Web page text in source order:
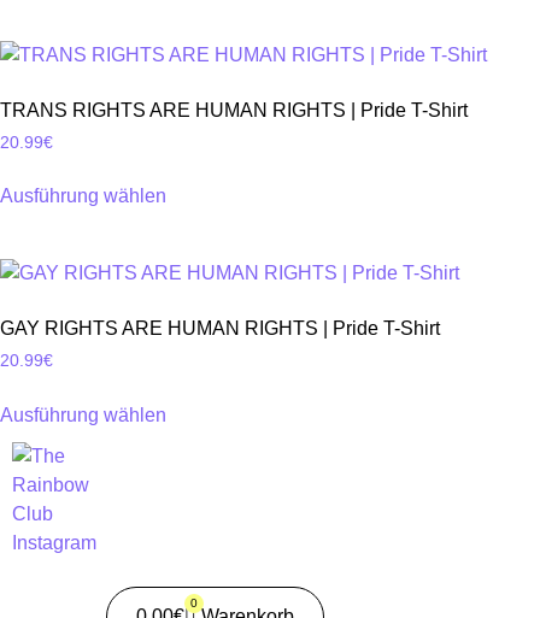
auf
Produktseite
gewählt
weist
Varianten
auf.
Optionen
auf
Produktseite
gewählt
TRANS RIGHTS ARE HUMAN RIGHTS | Pride T-Shirt
20.99€
Ausführung wählen
weist
Varianten
auf.
Optionen
können
auf
der
Produktseite
GAY RIGHTS ARE HUMAN RIGHTS | Pride T-Shirt
20.99€
Ausführung wählen
Dieses
Varianten
0